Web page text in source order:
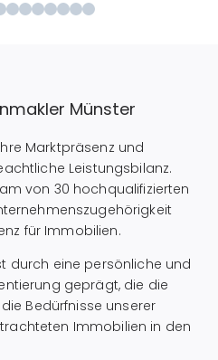
Münster
Marktpräsenz und
Leistungsbilanz.
von 30 hochqualifizierten
für Immobilien.
durch eine persönliche und
geprägt, die die
Bedürfnisse unserer
Immobilien in den